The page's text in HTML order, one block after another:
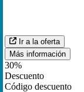
Ir a la oferta
Más información
30%
Descuento
Código descuento